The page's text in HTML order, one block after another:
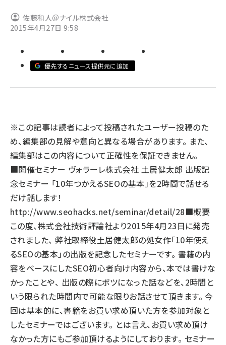
セミナー (2308)
meo (1277)
佐藤和人＠ナイル株式会社
2015年4月27日 9:58
優先するニュース提供元に追加
※この記事は読者によって投稿されたユーザー投稿のた
め、編集部の見解や意向と異なる場合があります。 また、
編集部はこの内容について正確性を保証できません。
■開催セミナー ヴォラーレ株式会社 土居健太郎 出版記
念セミナー 「10年つかえるSEOの基本」を2時間で話せる
だけ話します！
http://www.seohacks.net/seminar/detail/28■概要
この度、株式会社技術評論社より2015年4月23日に発売
されました、 弊社取締役土居健太郎の処女作「10年使え
るSEOの基本」の出版を記念したセミナーです。 書籍の内
容をベースにしたSEO初心者向け内容から、本では書けな
かったことや、 出版の際にボツになった話などを、2時間と
いう限られた時間内で可能な限りお話させて頂きます。 今
回は基本的に、書籍をお買い求め頂いた方を参加対象と
したセミナーではございます。 とは言え、お買い求め頂け
なかった方にもご参加頂けるようにしております。 セミナー